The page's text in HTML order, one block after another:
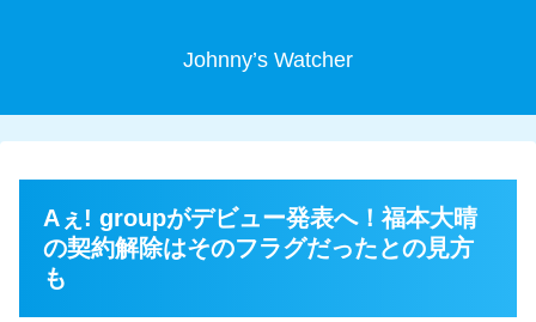
Johnny’s Watcher
Aぇ! groupがデビュー発表へ！福本大晴
の契約解除はそのフラグだったとの見方
も